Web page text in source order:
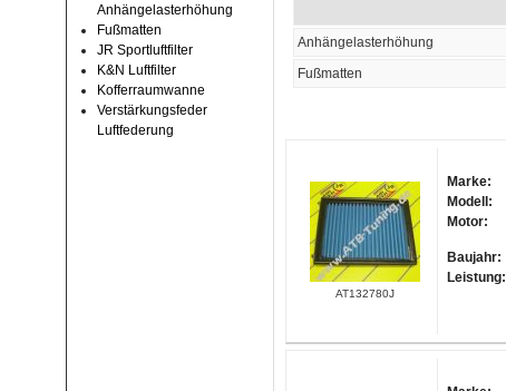
Anhängelasterhöhung
Fußmatten
JR Sportluftfilter
K&N Luftfilter
Kofferraumwanne
Verstärkungsfeder
Luftfederung
Anhängelasterhöhung
Fußmatten
AT132780J
Marke:
Modell:
Motor:
Baujahr:
Leistung: